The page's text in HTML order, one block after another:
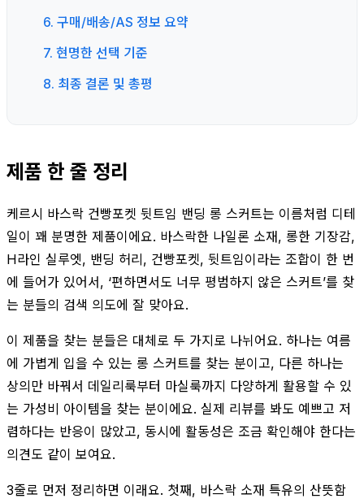
6. 구매/배송/AS 정보 요약
7. 현명한 선택 기준
8. 최종 결론 및 총평
제품 한 줄 정리
케르시 바스락 건빵포켓 뒷트임 밴딩 롱 스커트는 이름처럼 디테
일이 꽤 분명한 제품이에요. 바스락한 나일론 소재, 롱한 기장감,
H라인 실루엣, 밴딩 허리, 건빵포켓, 뒷트임이라는 조합이 한 번
에 들어가 있어서, ‘편하면서도 너무 평범하지 않은 스커트’를 찾
는 분들의 검색 의도에 잘 맞아요.
이 제품을 찾는 분들은 대체로 두 가지로 나뉘어요. 하나는 여름
에 가볍게 입을 수 있는 롱 스커트를 찾는 분이고, 다른 하나는
상의만 바꿔서 데일리룩부터 마실룩까지 다양하게 활용할 수 있
는 가성비 아이템을 찾는 분이에요. 실제 리뷰를 봐도 예쁘고 저
렴하다는 반응이 많았고, 동시에 활동성은 조금 확인해야 한다는
의견도 같이 보여요.
3줄로 먼저 정리하면 이래요. 첫째, 바스락 소재 특유의 산뜻함